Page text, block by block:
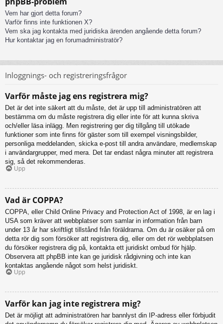
Vem har gjort detta forum?
Varför finns inte funktionen X?
Vem ska jag kontakta med juridiska ärenden angående detta forum?
Hur kontaktar jag en forumadministratör?
Inloggnings- och registreringsfrågor
Varför måste jag ens registrera mig?
Det är det inte säkert att du måste, det är upp till administratören att
bestämma om du måste registrera dig eller inte för att kunna skriva
och/eller läsa inlägg. Men registrering ger dig tillgång till utökade
funktioner som inte finns för gäster som till exempel visningsbilder,
personliga meddelanden, skicka e-post till andra användare, medlemskap
i användargrupper, med mera. Det tar endast några minuter att registrera
sig, så det rekommenderas.
Upp
Vad är COPPA?
COPPA, eller Child Online Privacy and Protection Act of 1998, är en lag i
USA som kräver att webbplatser som samlar in information från barn
under 13 år har skriftligt tillstånd från föräldrarna. Om du är osäker på om
detta rör dig som försöker att registrera dig, eller om det rör webbplatsen
du försöker registrera dig på, kontakta ett juridiskt ombud för hjälp.
Observera att phpBB inte kan ge juridisk rådgivning och inte kan
kontaktas angående något som helst juridiskt.
Upp
Varför kan jag inte registrera mig?
Det är möjligt att administratören har bannlyst din IP-adress eller förbjudit